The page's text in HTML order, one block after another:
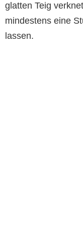
glatten Teig
mindestens eine
lassen.